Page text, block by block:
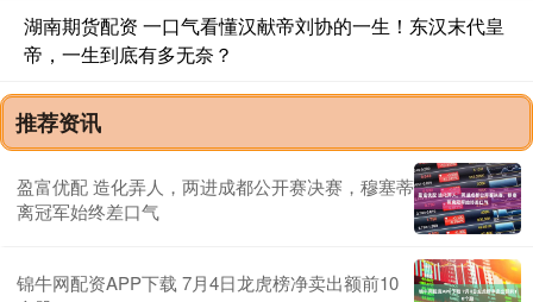
湖南期货配资 一口气看懂汉献帝刘协的一生！东汉末代皇
帝，一生到底有多无奈？
推荐资讯
盈富优配 造化弄人，两进成都公开赛决赛，穆塞蒂
离冠军始终差口气
锦牛网配资APP下载 7月4日龙虎榜净卖出额前10